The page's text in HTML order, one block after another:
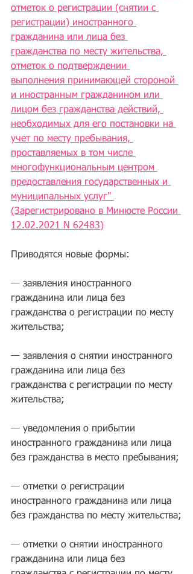
отметок о регистрации (снятии с
регистрации) иностранного
гражданина или лица без
гражданства по месту жительства,
отметок о подтверждении
выполнения принимающей стороной
и иностранным гражданином или
лицом без гражданства действий,
необходимых для его постановки на
учет по месту пребывания,
проставляемых в том числе
многофункциональным центром
предоставления государственных и
муниципальных услуг"
(Зарегистрировано в Минюсте России
12.02.2021 N 62483)
Приводятся новые формы:
— заявления иностранного
гражданина или лица без
гражданства о регистрации по месту
жительства;
— заявления о снятии иностранного
гражданина или лица без
гражданства с регистрации по месту
жительства;
— уведомления о прибытии
иностранного гражданина или лица
без гражданства в место пребывания;
— отметки о регистрации
иностранного гражданина или лица
без гражданства по месту жительства;
— отметки о снятии иностранного
гражданина или лица без